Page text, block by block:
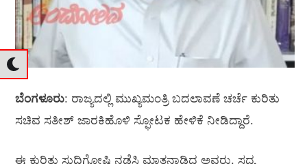
ಬೆಂಗಳೂರು: ರಾಜ್ಯದಲ್ಲಿ ಮುಖ್ಯಮಂತ್ರಿ ಬದಲಾವಣೆ ಚರ್ಚೆ ಕುರಿತು
ಸಚಿವ ಸತೀಶ್‌ ಜಾರಕಿಹೊಳಿ ಸ್ಫೋಟಕ ಹೇಳಿಕೆ ನೀಡಿದ್ದಾರೆ.
ಈ ಕುರಿತು ಸುದ್ದಿಗೋಷ್ಠಿ ನಡೆಸಿ ಮಾತನಾಡಿದ ಅವರು, ಸದ್ಯ